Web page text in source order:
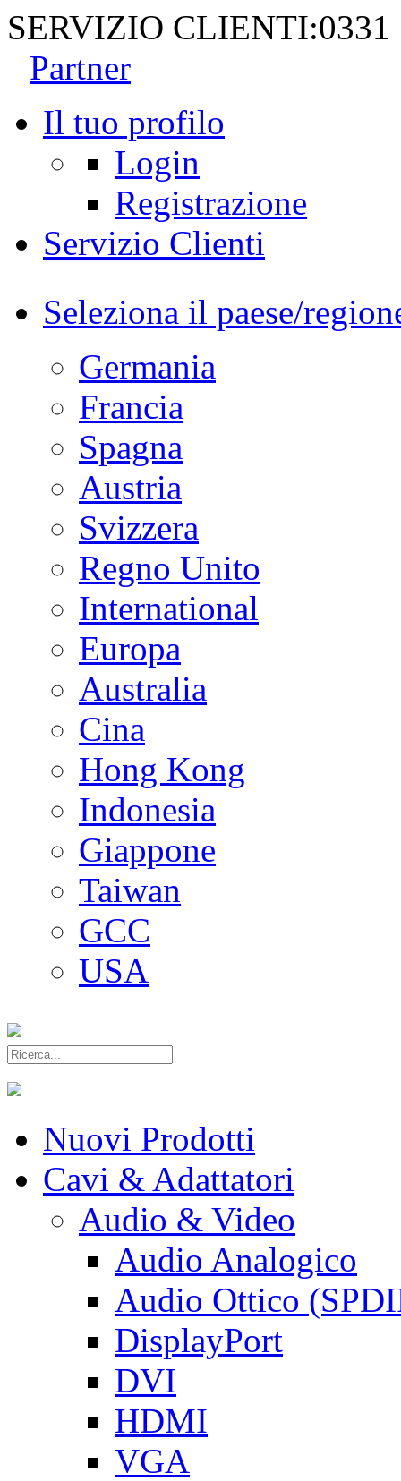
SERVIZIO CLIENTI:0331
Partner
Il tuo profilo
Login
Registrazione
Servizio Clienti
Seleziona il paese/
Germania
Francia
Spagna
Austria
Svizzera
Regno Unito
International
Europa
Australia
Cina
Hong Kong
Indonesia
Giappone
Taiwan
GCC
USA
Nuovi Prodotti
Cavi & Adattatori
Audio & Video
Audio Analogico
Audio Ottico
DisplayPort
DVI
HDMI
VGA